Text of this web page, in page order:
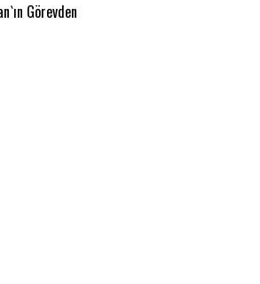
Görevden